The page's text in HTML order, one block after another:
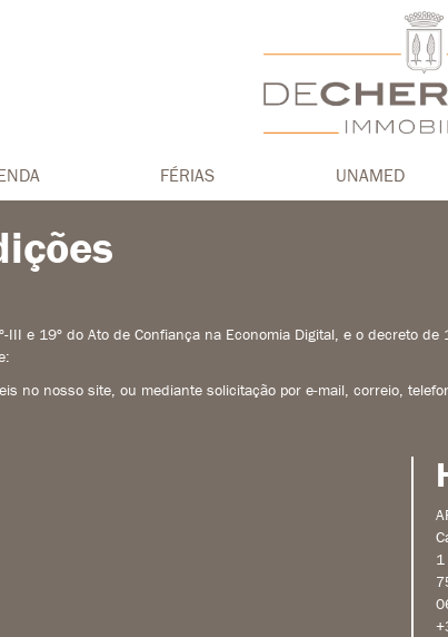
FÉRIAS UNAMED
III e 19º do Ato de Confiança na Economia Digital, e o decreto
no nosso site, ou mediante solicitação por e-mail, correio,